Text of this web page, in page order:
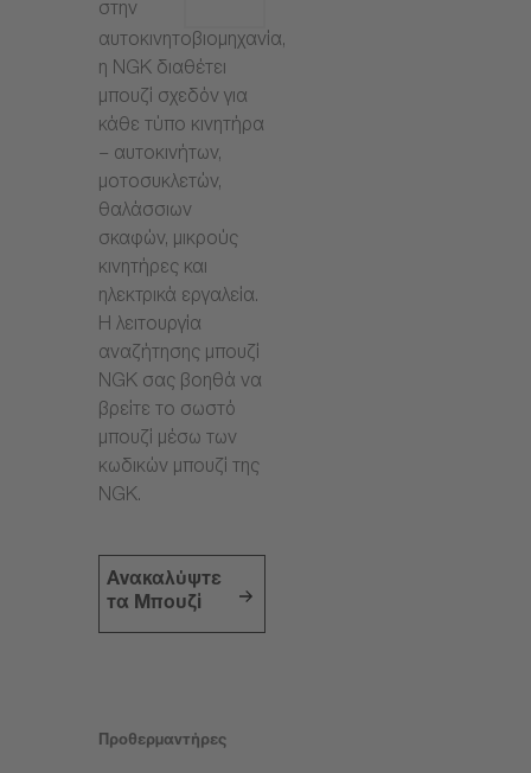
στην
αυτοκινητοβιομηχανία,
η NGK διαθέτει
μπουζί σχεδόν για
κάθε τύπο κινητήρα
– αυτοκινήτων,
μοτοσυκλετών,
θαλάσσιων
σκαφών, μικρούς
κινητήρες και
ηλεκτρικά εργαλεία.
Η λειτουργία
αναζήτησης μπουζί
NGK σας βοηθά να
βρείτε το σωστό
μπουζί μέσω των
κωδικών μπουζί της
NGK.
Ανακαλύψτε
τα Μπουζί
Προθερμαντήρες